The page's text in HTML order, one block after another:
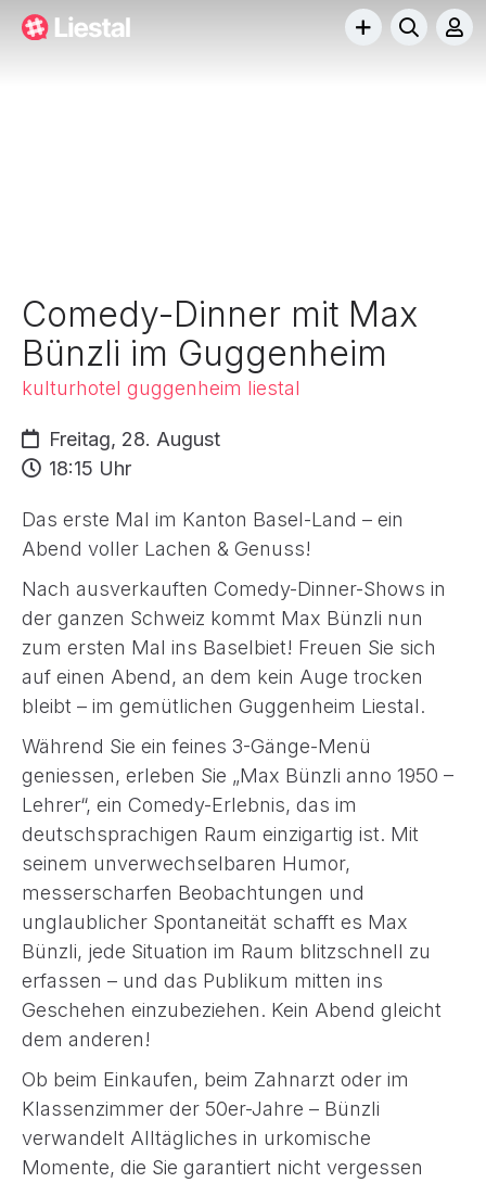
Comedy-Dinner mit Max
Bünzli im Guggenheim
kulturhotel guggenheim liestal
Freitag, 28. August
18:15 Uhr
Das erste Mal im Kanton Basel-Land – ein
Abend voller Lachen & Genuss!
Nach ausverkauften Comedy-Dinner-Shows in
der ganzen Schweiz kommt Max Bünzli nun
zum ersten Mal ins Baselbiet! Freuen Sie sich
auf einen Abend, an dem kein Auge trocken
bleibt – im gemütlichen Guggenheim Liestal.
Während Sie ein feines 3-Gänge-Menü
geniessen, erleben Sie „Max Bünzli anno 1950 –
Lehrer“, ein Comedy-Erlebnis, das im
deutschsprachigen Raum einzigartig ist. Mit
seinem unverwechselbaren Humor,
messerscharfen Beobachtungen und
unglaublicher Spontaneität schafft es Max
Bünzli, jede Situation im Raum blitzschnell zu
erfassen – und das Publikum mitten ins
Geschehen einzubeziehen. Kein Abend gleicht
dem anderen!
Ob beim Einkaufen, beim Zahnarzt oder im
Klassenzimmer der 50er-Jahre – Bünzli
verwandelt Alltägliches in urkomische
Momente, die Sie garantiert nicht vergessen